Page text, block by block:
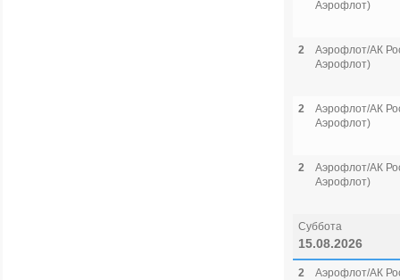
Аэрофлот)
2
Аэрофлот/АК
Аэрофлот)
2
Аэрофлот/АК
Аэрофлот)
2
Аэрофлот/АК
Аэрофлот)
Суббота
15.08.2026
2
Аэрофлот/АК